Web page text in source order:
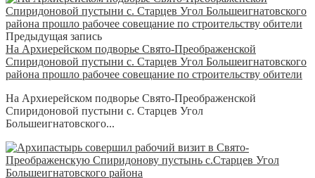
Предыдущая запись
На Архиерейском подворье Свято-Преображенской
Спиридоновой пустыни с. Старцев Угол Большеигнатовского
района прошло рабочее совещание по строительству обители
На Архиерейском подворье Свято-Преображенской
Спиридоновой пустыни с. Старцев Угол
Большеигнатовского...